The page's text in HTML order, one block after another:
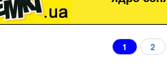
1 2